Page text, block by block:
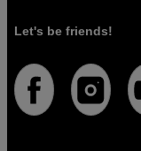
Let's be friends!